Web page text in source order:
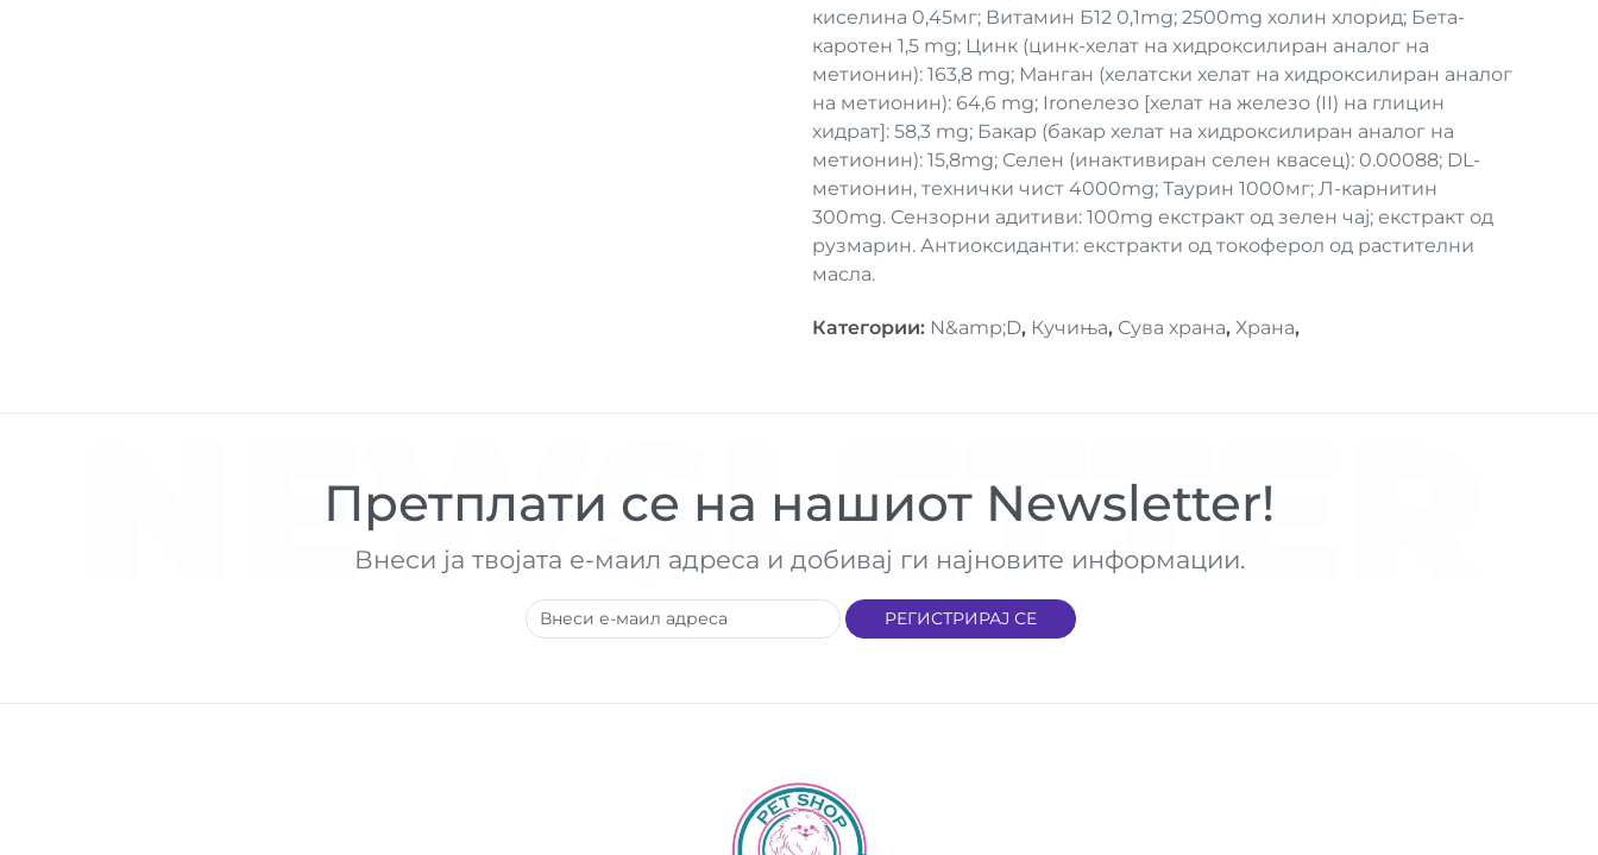
киселина 0,45мг; Витамин Б12 0,1mg; 2500mg холин хлорид; Бета-
каротен 1,5 mg; Цинк (цинк-хелат на хидроксилиран аналог на
метионин): 163,8 mg; Манган (хелатски хелат на хидроксилиран аналог
на метионин): 64,6 mg; Ironелезо [хелат на железо (II) на глицин
хидрат]: 58,3 mg; Бакар (бакар хелат на хидроксилиран аналог на
метионин): 15,8mg; Селен (инактивиран селен квасец): 0.00088; DL-
метионин, технички чист 4000mg; Таурин 1000мг; Л-карнитин
300mg. Сензорни адитиви: 100mg екстракт од зелен чај; екстракт од
рузмарин. Антиоксиданти: екстракти од токоферол од растителни
масла.
Категории: N&amp;D, Кучиња, Сува храна, Храна,
NEWSLETTER
Претплати се на нашиот Newsletter!
Внеси ја твојата е-маил адреса и добивај ги најновите информации.
РЕГИСТРИРАЈ СЕ